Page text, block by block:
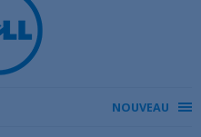
NOUVEAU